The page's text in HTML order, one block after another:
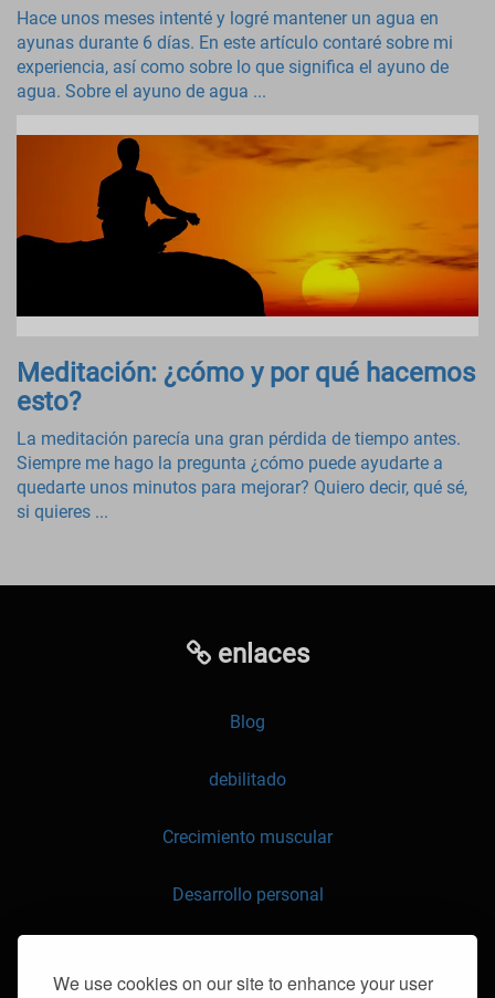
We use cookies on our site to enhance your user
Hace unos meses intenté y logré mantener un agua en
ayunas durante 6 días. En este artículo contaré sobre mi
experiencia, así como sobre lo que significa el ayuno de
agua. Sobre el ayuno de agua ...
Meditación: ¿cómo y por qué hacemos
esto?
La meditación parecía una gran pérdida de tiempo antes.
Siempre me hago la pregunta ¿cómo puede ayudarte a
quedarte unos minutos para mejorar? Quiero decir, qué sé,
si quieres ...
enlaces
Blog
debilitado
Crecimiento muscular
Desarrollo personal